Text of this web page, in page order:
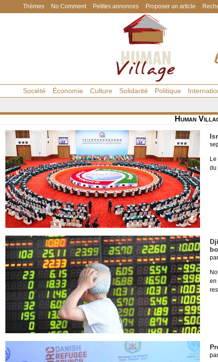
Thèmes No Comment Petites annonces Proposer un article
Société Économie Culture Solidarité Politique
Human
du
en